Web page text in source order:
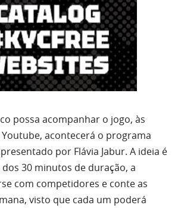
possa acompanhar o jogo, às
acontecerá o programa
por Flávia Jabur. A ideia é
30 minutos de duração, a
com competidores e conte as
visto que cada um poderá